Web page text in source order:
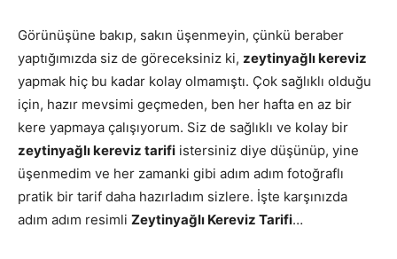
Görünüşüne bakıp, sakın üşenmeyin, çünkü beraber
yaptığımızda siz de göreceksiniz ki, zeytinyağlı kereviz
yapmak hiç bu kadar kolay olmamıştı. Çok sağlıklı olduğu
için, hazır mevsimi geçmeden, ben her hafta en az bir
kere yapmaya çalışıyorum. Siz de sağlıklı ve kolay bir
zeytinyağlı kereviz tarifi istersiniz diye düşünüp, yine
üşenmedim ve her zamanki gibi adım adım fotoğraflı
pratik bir tarif daha hazırladım sizlere. İşte karşınızda
adım adım resimli Zeytinyağlı Kereviz Tarifi…